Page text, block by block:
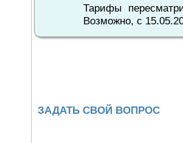
Тарифы
Возможно, с
ЗАДАТЬ СВОЙ ВОПРОС